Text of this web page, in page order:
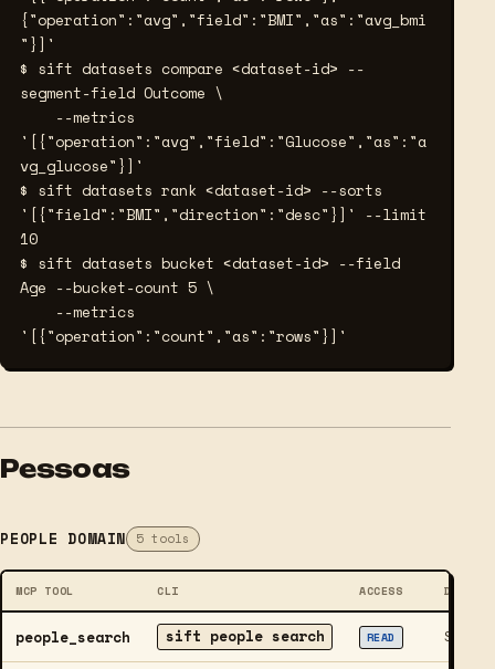
{"operation":"avg","field":"BMI","as":"avg_bmi
"}]'
$ sift datasets compare <dataset-id> --
segment-field Outcome \
'[{"operation":"avg","field":"Glucose","as":"a
vg_glucose"}]'
$ sift datasets rank <dataset-id> --sorts
'[{"field":"BMI","direction":"desc"}]' --limit
10
$ sift datasets bucket <dataset-id> --field
Age --bucket-count 5 \
'[{"operation":"count","as":"rows"}]'
Pessoas
PEOPLE DOMAIN 5 tools
MCP TOOL CLI ACCESS
people_search sift people search READ Search